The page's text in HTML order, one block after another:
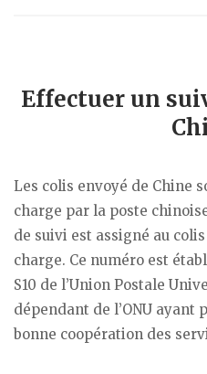
Effectuer un
Les colis envoyé de Chine
charge par la poste
de suivi est assigné au
charge. Ce numéro est
S10 de l’Union Postale
dépendant de l’ONU ayant
bonne coopération des